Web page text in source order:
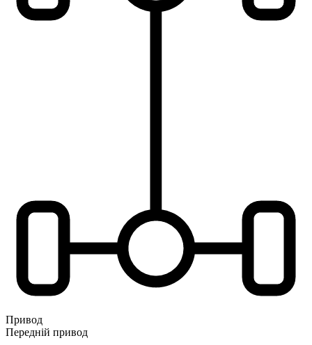
Привод
Передній привод